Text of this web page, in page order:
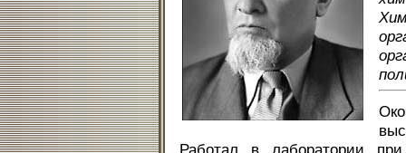
Работал в лаборатории